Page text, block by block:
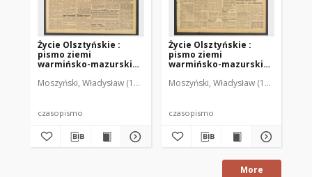
Życie Olsztyńskie :
pismo ziemi
warmińsko-mazurskiej,
Moszyński, Władysław (1922-2001). Red. Mroczkowski, Włodzimierz
czasopismo
Życie Olsztyńskie :
pismo ziemi
warmińsko-mazurskiej,
Moszyński, Władysław (1922-2001).
czasopismo
More